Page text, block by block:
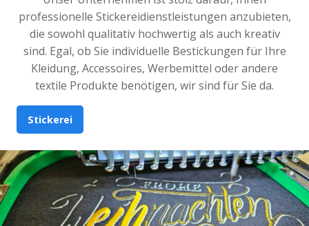
professionelle Stickereidienstleistungen anzubieten,
die sowohl qualitativ hochwertig als auch kreativ
sind. Egal, ob Sie individuelle Bestickungen für Ihre
Kleidung, Accessoires, Werbemittel oder andere
textile Produkte benötigen, wir sind für Sie da.
Stickerei